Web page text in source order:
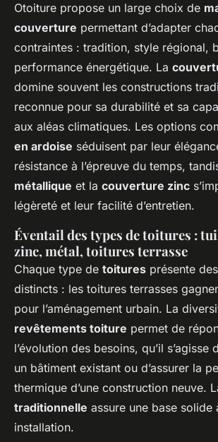
Otoiture propose un large choix de
couverture permettant d’adapter
contraintes : tradition, style régional,
performance énergétique. La
domine souvent les constructions
reconnue pour sa durabilité et sa
aux aléas climatiques. Les options
en ardoise séduisent par leur
résistance à l’épreuve du temps,
métallique et la couverture zinc
légèreté et leur facilité d’entretien.
Éventail des types de toitures :
zinc, métal, toitures terrasse
Chaque type de toitures présente
distincts : les toitures terrasses
pour l’aménagement urbain. La
revêtements toiture permet de
l’évolution des besoins, qu’il s’agisse
un bâtiment existant ou d’assurer la
thermique d’une construction neuve.
traditionnelle assure une base solide
installation.